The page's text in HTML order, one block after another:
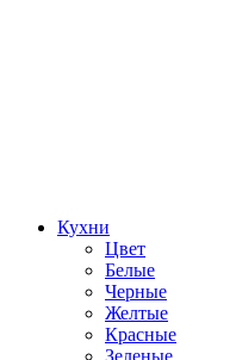
Кухни
Цвет
Белые
Черные
Желтые
Красные
Зеленые